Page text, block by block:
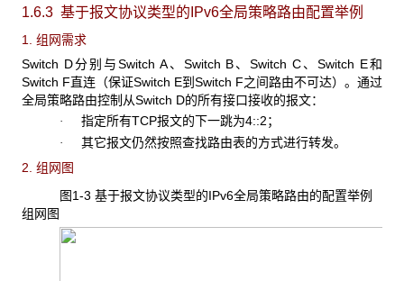
1.6.3 基于报文协议类型的IPv6全局策略路由配置举例
1. 组网需求
Switch D分别与Switch A、Switch B、Switch C、Switch E和
Switch F直连（保证Switch E到Switch F之间路由不可达）。通过
全局策略路由控制从Switch D的所有接口接收的报文：
· 指定所有TCP报文的下一跳为4::2；
· 其它报文仍然按照查找路由表的方式进行转发。
2. 组网图
图1-3 基于报文协议类型的IPv6全局策略路由的配置举例
组网图